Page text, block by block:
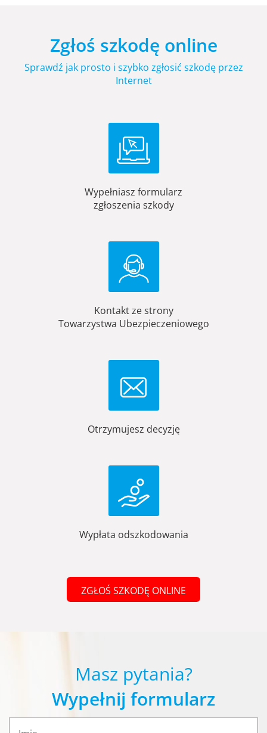
Zgłoś szkodę online
Sprawdź jak prosto i szybko zgłosić szkodę przez
Internet
Wypełniasz formularz
zgłoszenia szkody
Kontakt ze strony
Towarzystwa Ubezpieczeniowego
Otrzymujesz decyzję
Wypłata odszkodowania
ZGŁOŚ SZKODĘ ONLINE
Masz pytania?
Wypełnij formularz